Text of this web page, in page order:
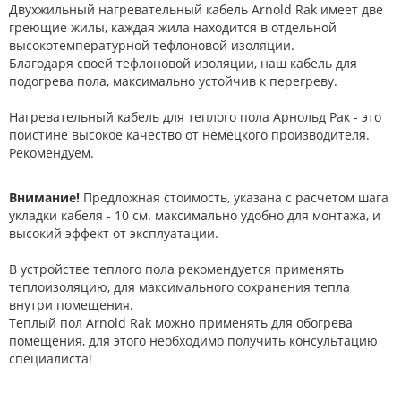
Двухжильный нагревательный кабель Arnold Rak имеет две
греющие жилы, каждая жила находится в отдельной
высокотемпературной тефлоновой изоляции.
Благодаря своей тефлоновой изоляции, наш кабель для
подогрева пола, максимально устойчив к перегреву.
Нагревательный кабель для теплого пола Арнольд Рак - это
поистине высокое качество от немецкого производителя.
Рекомендуем.
Внимание! Предложная стоимость, указана с расчетом шага
укладки кабеля - 10 см. максимально удобно для монтажа, и
высокий эффект от эксплуатации.
В устройстве теплого пола рекомендуется применять
теплоизоляцию, для максимального сохранения тепла
внутри помещения.
Теплый пол Arnold Rak можно применять для обогрева
помещения, для этого необходимо получить консультацию
специалиста!